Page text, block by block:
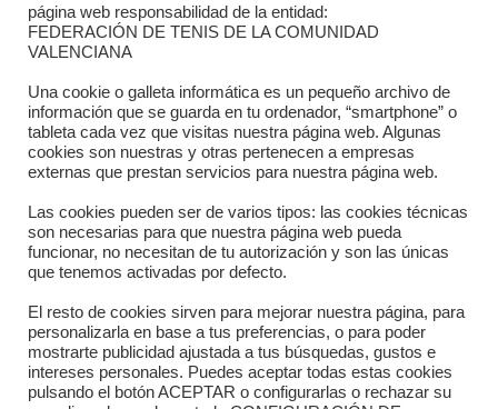
Dónde estamos
Directorio departamentos
Horario
Formulario de contacto
Copyright © 2025 FTCV
página web responsabilidad de la entidad:
FEDERACIÓN DE TENIS DE LA COMUNIDAD
VALENCIANA
Una cookie o galleta informática es un pequeño archivo de
información que se guarda en tu ordenador, “smartphone” o
tableta cada vez que visitas nuestra página web. Algunas
cookies son nuestras y otras pertenecen a empresas
externas que prestan servicios para nuestra página web.
Las cookies pueden ser de varios tipos: las cookies técnicas
son necesarias para que nuestra página web pueda
funcionar, no necesitan de tu autorización y son las únicas
que tenemos activadas por defecto.
El resto de cookies sirven para mejorar nuestra página, para
personalizarla en base a tus preferencias, o para poder
mostrarte publicidad ajustada a tus búsquedas, gustos e
intereses personales. Puedes aceptar todas estas cookies
pulsando el botón ACEPTAR o configurarlas o rechazar su